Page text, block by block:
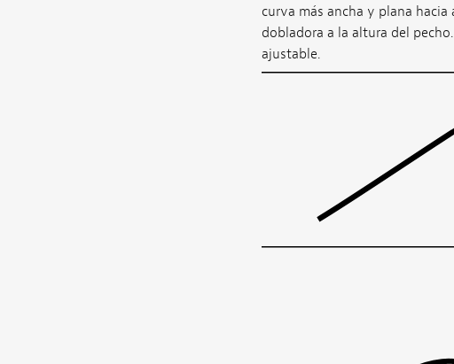
curva más ancha y plana
dobladora a la altura del
ajustable.